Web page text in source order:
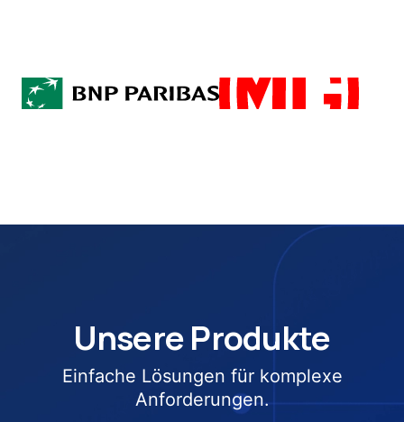
Unsere Produkte
Einfache Lösungen für komplexe
Anforderungen.